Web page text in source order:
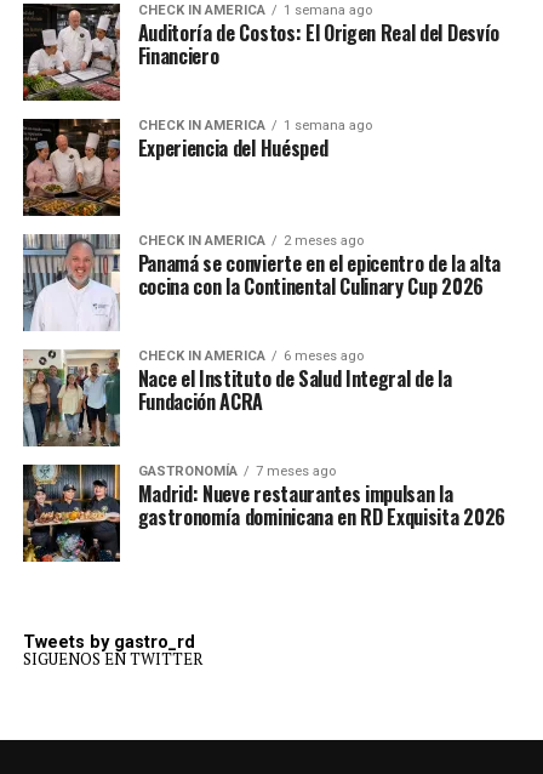
CHECK IN AMERICA 1 semana ago
Auditoría de Costos: El Origen Real del Desvío
Financiero
CHECK IN AMERICA 1 semana ago
Experiencia del Huésped
CHECK IN AMERICA 2 meses ago
Panamá se convierte en el epicentro de la alta
cocina con la Continental Culinary Cup 2026
CHECK IN AMERICA 6 meses ago
Nace el Instituto de Salud Integral de la
Fundación ACRA
GASTRONOMÍA 7 meses ago
Madrid: Nueve restaurantes impulsan la
gastronomía dominicana en RD Exquisita 2026
Tweets by gastro_rd
SIGUENOS EN TWITTER